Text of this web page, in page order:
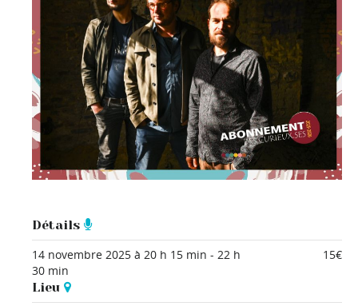
Détails
14 novembre 2025 à 20 h 15 min - 22 h
30 min
15€
Lieu